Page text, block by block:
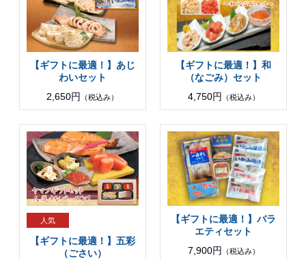
【ギフトに最適！】あじ
わいセット
2,650円
（税込み）
【ギフトに最適！】和
（なごみ）セット
4,750円
（税込み）
【ギフトに最適！】五彩
（ごさい）
【ギフトに最適！】バラ
エティセット
7,900円
（税込み）